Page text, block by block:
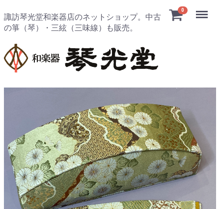
諏訪琴光堂和楽器店のネットショップ。中古
の箏（琴）・三絃（三味線）も販売。
0 Menu